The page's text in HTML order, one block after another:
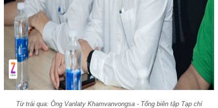
Từ trái qua: Ông Vanlaty Khamvanvongsa - Tổng biên tập Tạp chí